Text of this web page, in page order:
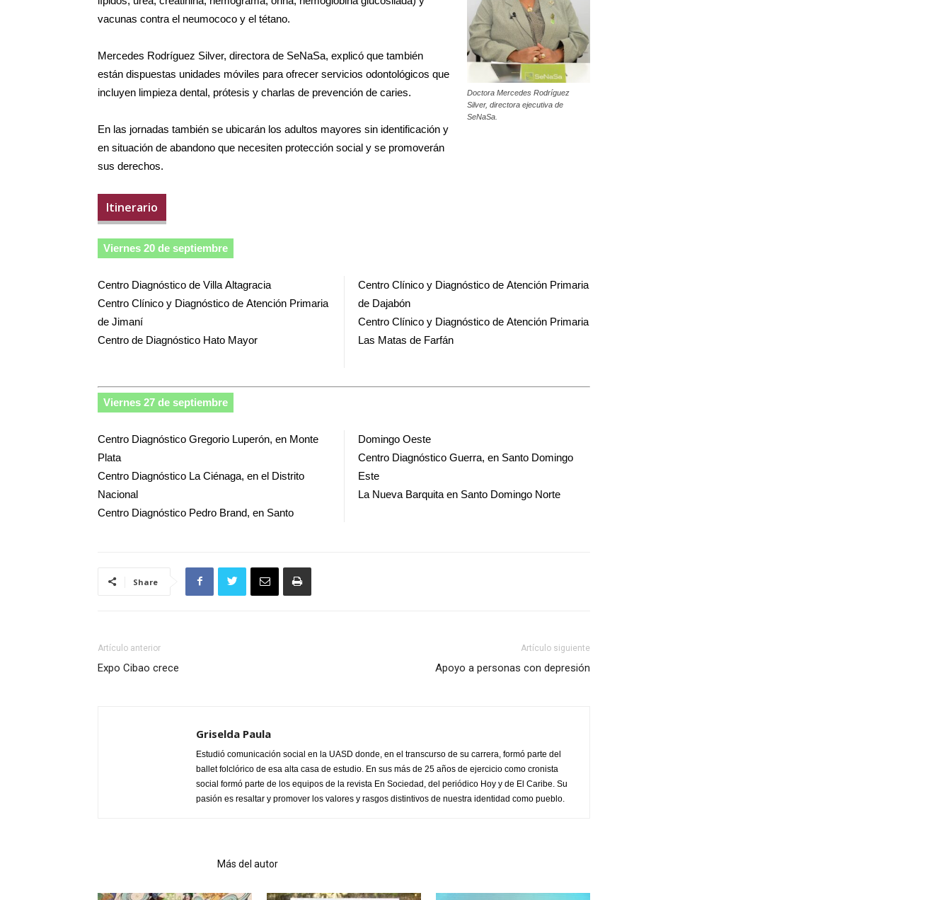
Doctora Mercedes Rodríguez
Silver, directora ejecutiva de
SeNaSa.
vacunas contra el neumococo y el tétano.
Mercedes Rodríguez Silver, directora de SeNaSa, explicó que también
están dispuestas unidades móviles para ofrecer servicios odontológicos que
incluyen limpieza dental, prótesis y charlas de prevención de caries.
En las jornadas también se ubicarán los adultos mayores sin identificación y
en situación de abandono que necesiten protección social y se promoverán
sus derechos.
Itinerario
Viernes 20 de septiembre
Centro Diagnóstico de Villa Altagracia
Centro Clínico y Diagnóstico de Atención Primaria
de Jimaní
Centro de Diagnóstico Hato Mayor
Centro Clínico y Diagnóstico de Atención Primaria
de Dajabón
Centro Clínico y Diagnóstico de Atención Primaria
Las Matas de Farfán
Viernes 27 de septiembre
Centro Diagnóstico Gregorio Luperón, en Monte
Plata
Centro Diagnóstico La Ciénaga, en el Distrito
Nacional
Centro Diagnóstico Pedro Brand, en Santo
Domingo Oeste
Centro Diagnóstico Guerra, en Santo Domingo
Este
La Nueva Barquita en Santo Domingo Norte
Share
Artículo anterior
Expo Cibao crece
Artículo siguiente
Apoyo a personas con depresión
Griselda Paula
Estudió comunicación social en la UASD donde, en el transcurso de su carrera, formó parte del
ballet folclórico de esa alta casa de estudio. En sus más de 25 años de ejercicio como cronista
social formó parte de los equipos de la revista En Sociedad, del periódico Hoy y de El Caribe. Su
pasión es resaltar y promover los valores y rasgos distintivos de nuestra identidad como pueblo.
Más del autor